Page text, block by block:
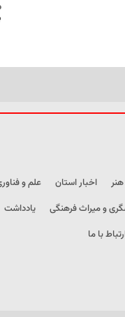
اخبار استان علم و
و میراث فرهنگی یادداشت
با ما